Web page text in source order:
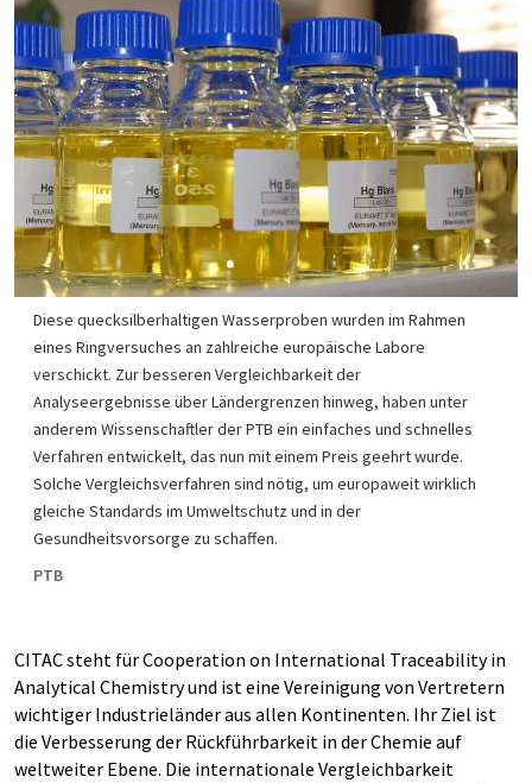
Diese quecksilberhaltigen Wasserproben wurden im Rahmen
eines Ringversuches an zahlreiche europäische Labore
verschickt. Zur besseren Vergleichbarkeit der
Analyseergebnisse über Ländergrenzen hinweg, haben unter
anderem Wissenschaftler der PTB ein einfaches und schnelles
Verfahren entwickelt, das nun mit einem Preis geehrt wurde.
Solche Vergleichsverfahren sind nötig, um europaweit wirklich
gleiche Standards im Umweltschutz und in der
Gesundheitsvorsorge zu schaffen.
PTB
CITAC steht für Cooperation on International Traceability in
Analytical Chemistry und ist eine Vereinigung von Vertretern
wichtiger Industrieländer aus allen Kontinenten. Ihr Ziel ist
die Verbesserung der Rückführbarkeit in der Chemie auf
weltweiter Ebene. Die internationale Vergleichbarkeit